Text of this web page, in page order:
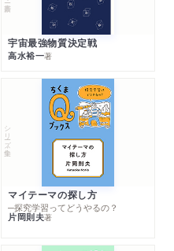
宇宙最強物質決定戦
高水裕一著
シリーズ・全集
マイテーマの探し方
─探究学習ってどうやるの？
片岡則夫著